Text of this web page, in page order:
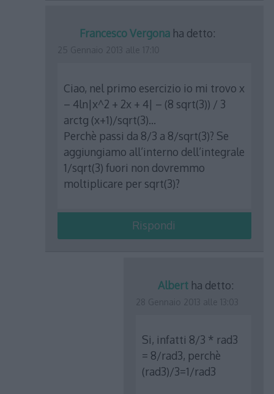
Francesco Vergona ha detto:
Ciao, nel primo esercizio io mi trovo x
– 4ln|x^2 + 2x + 4| – (8 sqrt(3)) / 3
arctg (x+1)/sqrt(3)…
Perchè passi da 8/3 a 8/sqrt(3)? Se
aggiungiamo all’interno dell’integrale
1/sqrt(3) fuori non dovremmo
moltiplicare per sqrt(3)?
Rispondi
Albert ha detto:
Si, infatti 8/3 * rad3
= 8/rad3, perchè
(rad3)/3=1/rad3